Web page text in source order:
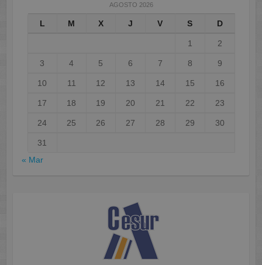
AGOSTO 2026
L M X J V S D
1 2
3 4 5 6 7 8 9
10 11 12 13 14 15 16
17 18 19 20 21 22 23
24 25 26 27 28 29 30
31
« Mar